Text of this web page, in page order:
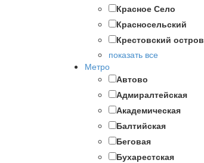
Красное Село
Красносельский
Крестовский остров
показать все
Метро
Автово
Адмиралтейская
Академическая
Балтийская
Беговая
Бухарестская